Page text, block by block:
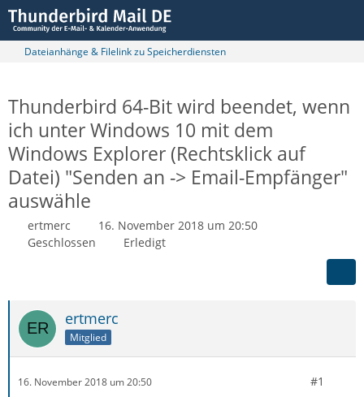
Dateianhänge & Filelink zu Speicherdiensten
Thunderbird 64-Bit wird beendet, wenn
ich unter Windows 10 mit dem
Windows Explorer (Rechtsklick auf
Datei) "Senden an -> Email-Empfänger"
auswähle
ertmerc
16. November 2018 um 20:50
Geschlossen
Erledigt
ertmerc
Mitglied
16. November 2018 um 20:50 #1